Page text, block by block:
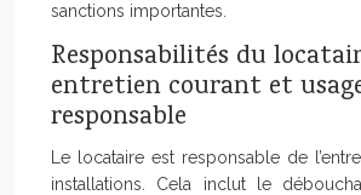
sanctions importantes.
Responsabilités du
entretien courant et
responsable
Le locataire est responsable de
installations. Cela inclut le